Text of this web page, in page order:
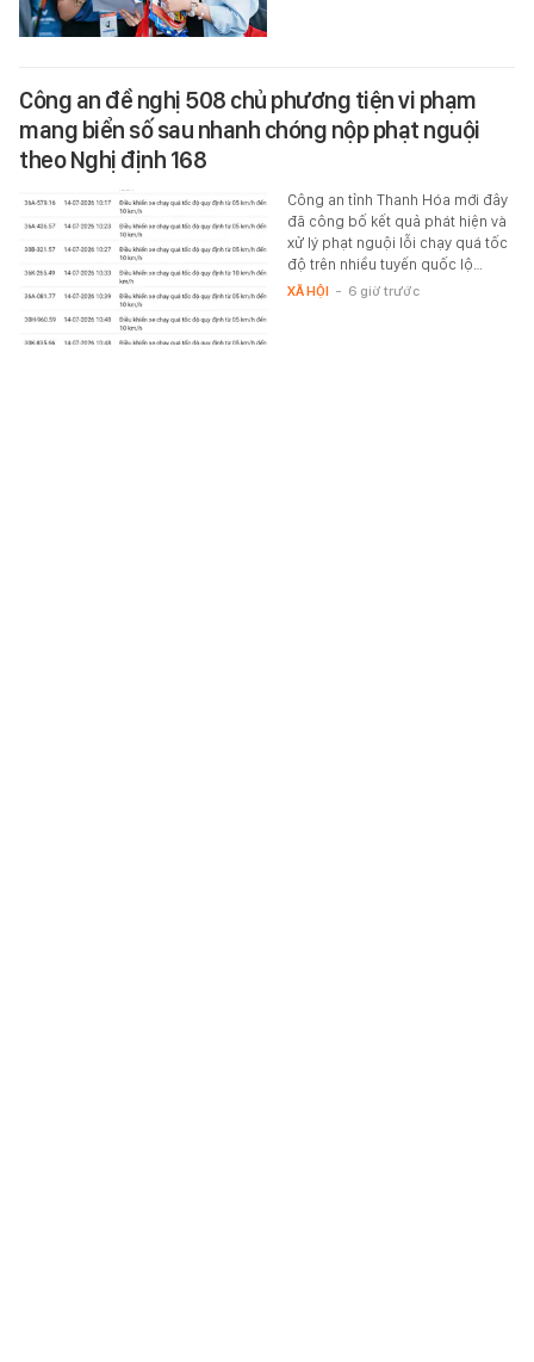
Công an đề nghị 508 chủ phương tiện vi phạm
mang biển số sau nhanh chóng nộp phạt nguội
theo Nghị định 168
Công an tỉnh Thanh Hóa mới đây
đã công bố kết quả phát hiện và
xử lý phạt nguội lỗi chạy quá tốc
độ trên nhiều tuyến quốc lộ…
XÃ HỘI - 6 giờ trước